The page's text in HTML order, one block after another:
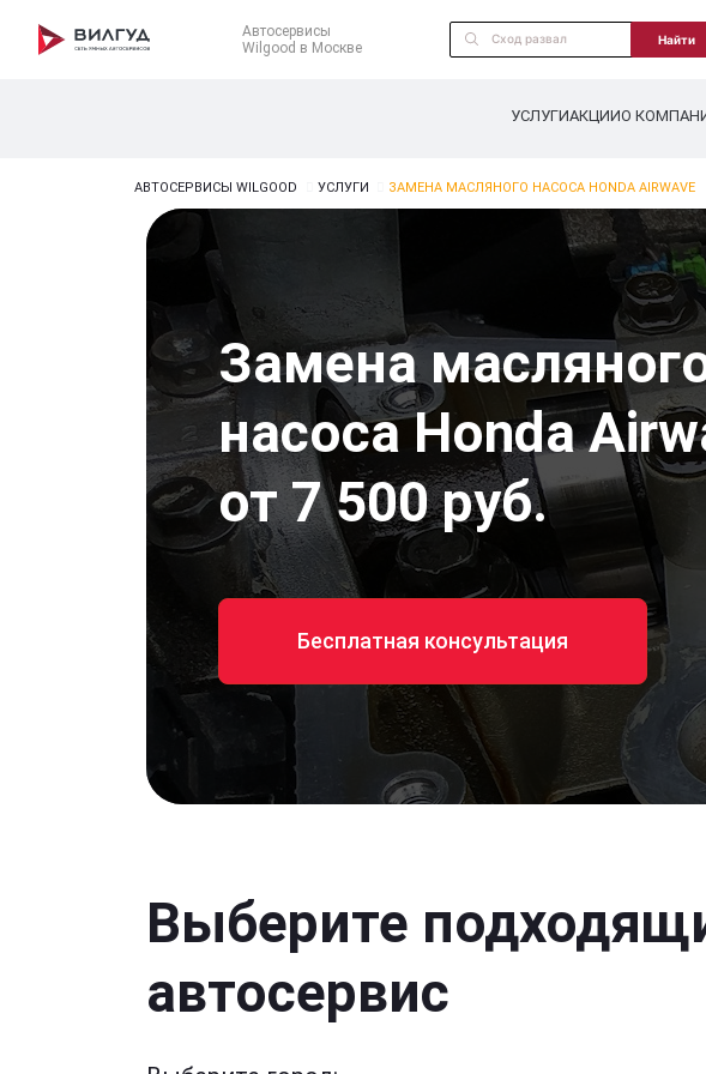
Автосервисы
Wilgood в Москве
Найти
УСЛУГИАКЦИИО
АВТОСЕРВИСЫ WILGOOD УСЛУГИ ЗАМЕНА МАСЛЯНОГО НАСОСА HONDA AIRWAVE
Замена
насоса Honda
от 7 500 руб.
Бесплатная консультация
Выберите
автосервис